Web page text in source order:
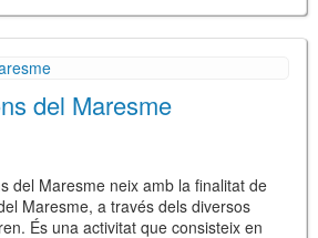
del Maresme
del Maresme neix amb la finalitat de
Maresme, a través dels diversos
És una activitat que consisteix en